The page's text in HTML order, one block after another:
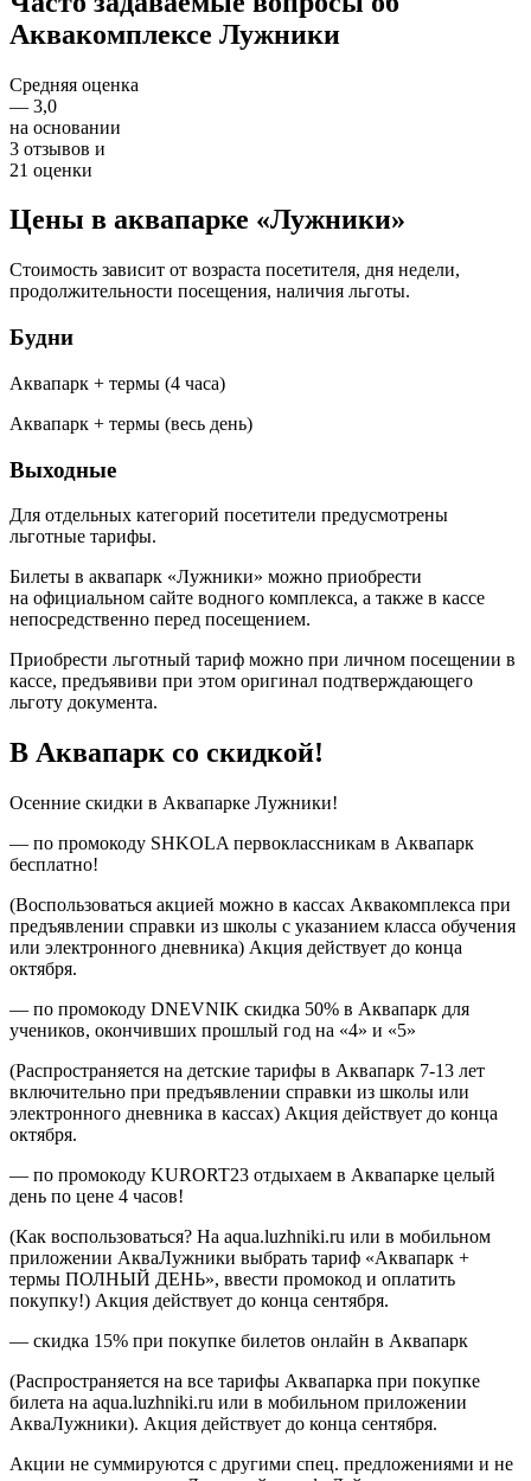
Аквакомплексе Лужники
Средняя оценка
— 3,0
на основании
3 отзывов и
21 оценки
Цены в аквапарке «Лужники»
Стоимость зависит от возраста посетителя, дня недели,
продолжительности посещения, наличия льготы.
Будни
Аквапарк + термы (4 часа)
Аквапарк + термы (весь день)
Выходные
Для отдельных категорий посетители предусмотрены
льготные тарифы.
Билеты в аквапарк «Лужники» можно приобрести
на официальном сайте водного комплекса, а также в кассе
непосредственно перед посещением.
Приобрести льготный тариф можно при личном посещении в
кассе, предъявиви при этом оригинал подтверждающего
льготу документа.
В Аквапарк со скидкой!
Осенние скидки в Аквапарке Лужники!
— по промокоду SHKOLA первоклассникам в Аквапарк
бесплатно!
(Воспользоваться акцией можно в кассах Аквакомплекса при
предъявлении справки из школы с указанием класса обучения
или электронного дневника) Акция действует до конца
октября.
— по промокоду DNEVNIK скидка 50% в Аквапарк для
учеников, окончивших прошлый год на «4» и «5»
(Распространяется на детские тарифы в Аквапарк 7-13 лет
включительно при предъявлении справки из школы или
электронного дневника в кассах) Акция действует до конца
октября.
— по промокоду KURORT23 отдыхаем в Аквапарке целый
день по цене 4 часов!
(Как воспользоваться? На aqua.luzhniki.ru или в мобильном
приложении АкваЛужники выбрать тариф «Аквапарк +
термы ПОЛНЫЙ ДЕНЬ», ввести промокод и оплатить
покупку!) Акция действует до конца сентября.
— скидка 15% при покупке билетов онлайн в Аквапарк
(Распространяется на все тарифы Аквапарка при покупке
билета на aqua.luzhniki.ru или в мобильном приложении
АкваЛужники). Акция действует до конца сентября.
Акции не суммируются с другими спец. предложениями и не